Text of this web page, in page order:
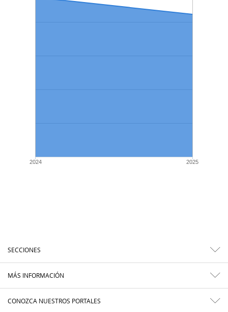
2024 2025
SECCIONES
MÁS INFORMACIÓN
CONOZCA NUESTROS PORTALES